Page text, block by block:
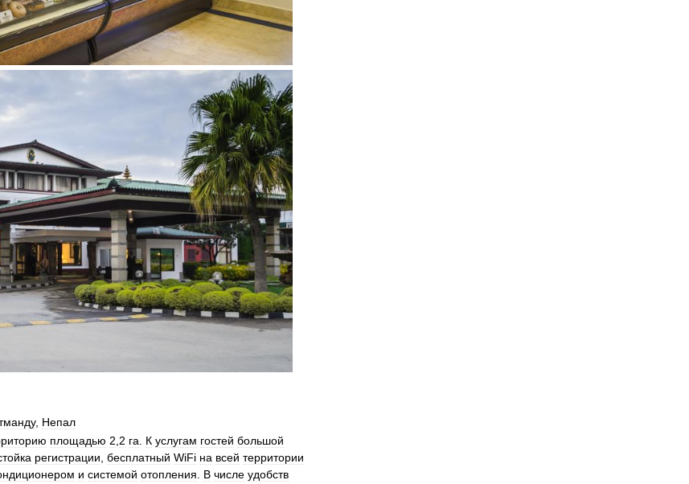
, Непал
площадью 2 2 га К услугам гостей большой
регистрации бесплатный WiFi на всей территории
и системой отопления В числе удобств